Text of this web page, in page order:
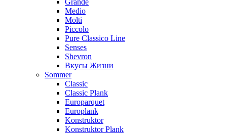
Grande
Medio
Molti
Piccolo
Pure Classico Line
Senses
Shevron
Вкусы Жизни
Sommer
Classic
Classic Plank
Europarquet
Europlank
Konstruktor
Konstruktor Plank